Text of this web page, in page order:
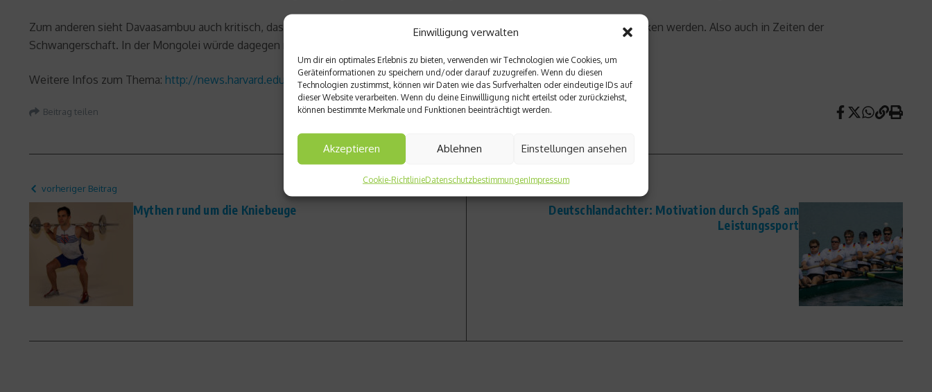
Einwilligung verwalten
Um dir ein optimales Erlebnis zu bieten, verwenden wir Technologien wie Cookies, um
Geräteinformationen zu speichern und/oder darauf zuzugreifen. Wenn du diesen
Technologien zustimmst, können wir Daten wie das Surfverhalten oder eindeutige IDs auf
dieser Website verarbeiten. Wenn du deine Einwillligung nicht erteilst oder zurückziehst,
können bestimmte Merkmale und Funktionen beeinträchtigt werden.
Akzeptieren Ablehnen Einstellungen ansehen
Cookie-RichtlinieDatenschutzbestimmungenImpressum
Zum anderen sieht Davaasambuu auch kritisch, dass Nutztiere in westlichen Industrienationen rund 300 Tage im Jahr gemolken werden. Also auch in Zeiten der
Schwangerschaft. In der Mongolei würde dagegen nur in den ersten 5 Monate nach der Kalbung gemolken.
Weitere Infos zum Thema: http://news.harvard.edu/gazette/2006/12.07/11-dairy.html
Beitrag teilen
vorheriger Beitrag
Mythen rund um die Kniebeuge
Nächster Beitrag
Deutschlandachter: Motivation durch Spaß am
Leistungssport